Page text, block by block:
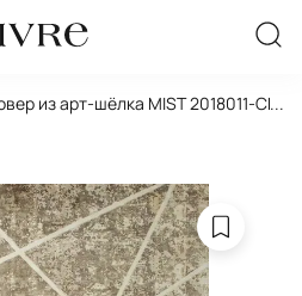
из арт-шёлка MIST 2018011-
...